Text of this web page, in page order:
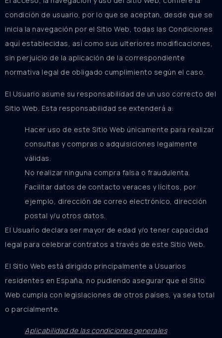
condición de usuario, por lo que se aceptan, desde que se
inicia la navegación por el Sitio Web, todas las Condiciones
aquí establecidas, así como sus ulteriores modificaciones,
sin perjuicio de la aplicación de la correspondiente
normativa legal de obligado cumplimiento según el caso.
El Usuario asume su responsabilidad de un uso correcto del
Sitio Web. Esta responsabilidad se extenderá a:
Hacer uso de este Sitio Web únicamente para realizar
consultas y compras o adquisiciones legalmente
válidas.
No realizar ninguna compra falsa o fraudulenta.
Facilitar datos de contacto veraces y lícitos, por
ejemplo, dirección de correo electrónico, dirección
postal y/u otros datos.
El Usuario declara ser mayor de edad y/o tener capacidad
legal para celebrar contratos a través de este Sitio Web.
El Sitio Web está dirigido principalmente a Usuarios
residentes en España, no pudiendo asegurar que el Sitio
Web cumpla con legislaciones de otros países, ya sea total
o parcialmente.
Aplicabilidad de las condiciones generales